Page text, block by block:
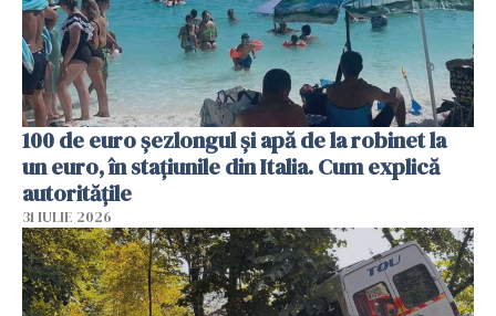
100 de euro șezlongul și apă de la robinet la
un euro, în stațiunile din Italia. Cum explică
autoritățile
31 IULIE 2026